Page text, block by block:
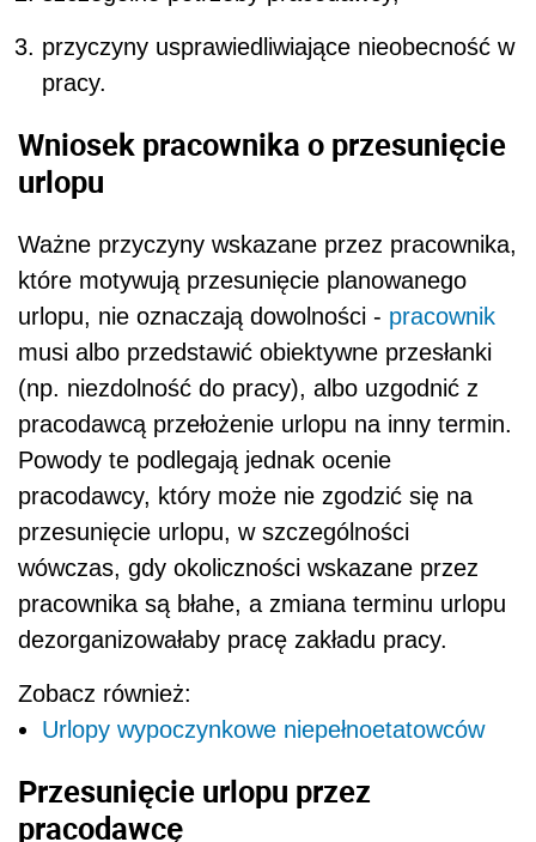
przyczyny usprawiedliwiające nieobecność w
pracy.
Wniosek pracownika o przesunięcie
urlopu
Ważne przyczyny wskazane przez pracownika,
które motywują przesunięcie planowanego
urlopu, nie oznaczają dowolności - pracownik
musi albo przedstawić obiektywne przesłanki
(np. niezdolność do pracy), albo uzgodnić z
pracodawcą przełożenie urlopu na inny termin.
Powody te podlegają jednak ocenie
pracodawcy, który może nie zgodzić się na
przesunięcie urlopu, w szczególności
wówczas, gdy okoliczności wskazane przez
pracownika są błahe, a zmiana terminu urlopu
dezorganizowałaby pracę zakładu pracy.
Zobacz również:
Urlopy wypoczynkowe niepełnoetatowców
Przesunięcie urlopu przez
pracodawcę